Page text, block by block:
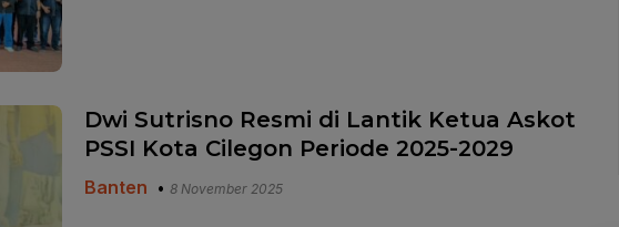
Dwi Sutrisno Resmi di Lantik Ketua Askot
PSSI Kota Cilegon Periode 2025-2029
Banten • 8 November 2025